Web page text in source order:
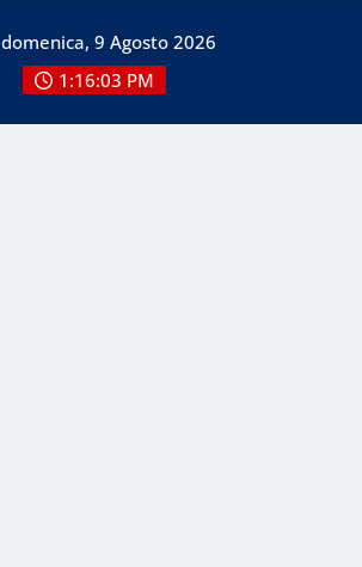
domenica, 9 Agosto 2026
1:16:03 PM